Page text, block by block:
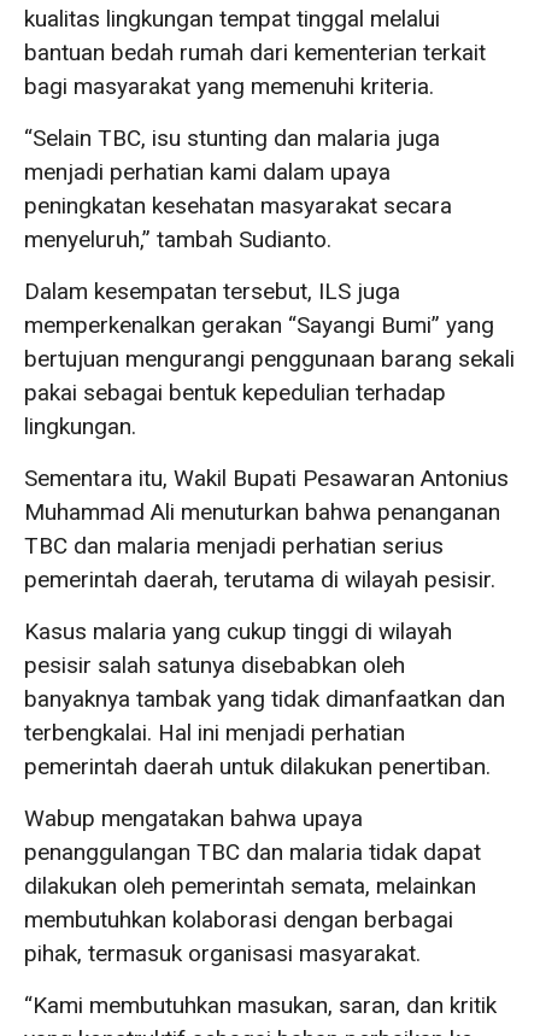
kualitas lingkungan tempat tinggal melalui
bantuan bedah rumah dari kementerian terkait
bagi masyarakat yang memenuhi kriteria.
“Selain TBC, isu stunting dan malaria juga
menjadi perhatian kami dalam upaya
peningkatan kesehatan masyarakat secara
menyeluruh,” tambah Sudianto.
Dalam kesempatan tersebut, ILS juga
memperkenalkan gerakan “Sayangi Bumi” yang
bertujuan mengurangi penggunaan barang sekali
pakai sebagai bentuk kepedulian terhadap
lingkungan.
Sementara itu, Wakil Bupati Pesawaran Antonius
Muhammad Ali menuturkan bahwa penanganan
TBC dan malaria menjadi perhatian serius
pemerintah daerah, terutama di wilayah pesisir.
Kasus malaria yang cukup tinggi di wilayah
pesisir salah satunya disebabkan oleh
banyaknya tambak yang tidak dimanfaatkan dan
terbengkalai. Hal ini menjadi perhatian
pemerintah daerah untuk dilakukan penertiban.
Wabup mengatakan bahwa upaya
penanggulangan TBC dan malaria tidak dapat
dilakukan oleh pemerintah semata, melainkan
membutuhkan kolaborasi dengan berbagai
pihak, termasuk organisasi masyarakat.
“Kami membutuhkan masukan, saran, dan kritik